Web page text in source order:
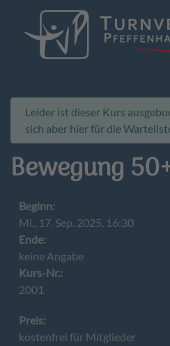
Zum Hauptinhalt springen
info
Leider ist dieser Kurs
sich aber hier für die
Bewegung
Beginn:
Mi., 17. Sep. 2025, 16:30
Ende:
keine Angabe
Kurs-Nr.:
2001
Preis:
kostenfrei für Mitglieder